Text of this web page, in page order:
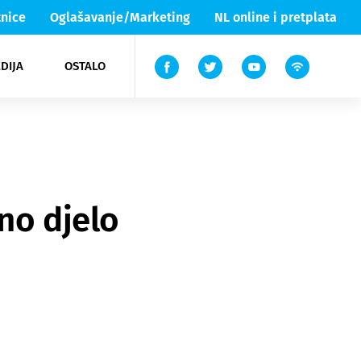
Oglašavanje/Marketing NL online i pretplata
OSTALO
Lika & Senj
TV
djelo